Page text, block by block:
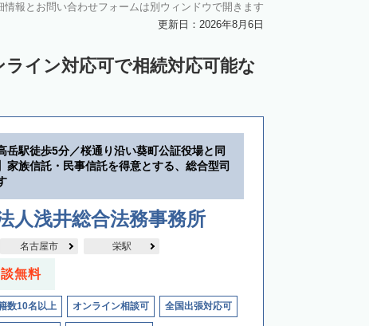
情報とお問い合わせフォームは別ウィンドウで開きます
更新日：2026年8月6日
イン対応可で相続対応可能な
岳駅徒歩5分／桜通り沿い葵町公証役場と同
家族信託・民事信託を得意とする、総合型司
人浅井総合法務事務所
名古屋市 栄駅
無料
数10名以上 オンライン相談可 全国出張対応可